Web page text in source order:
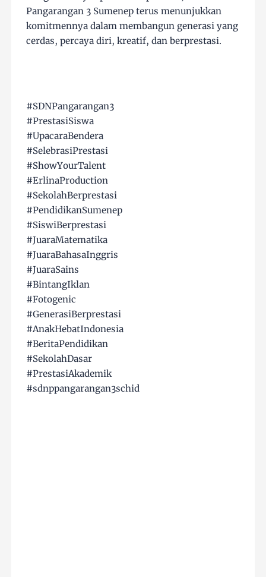
Pangarangan 3 Sumenep terus menunjukkan
komitmennya dalam membangun generasi yang
cerdas, percaya diri, kreatif, dan berprestasi.
#SDNPangarangan3
#PrestasiSiswa
#UpacaraBendera
#SelebrasiPrestasi
#ShowYourTalent
#ErlinaProduction
#SekolahBerprestasi
#PendidikanSumenep
#SiswiBerprestasi
#JuaraMatematika
#JuaraBahasaInggris
#JuaraSains
#BintangIklan
#Fotogenic
#GenerasiBerprestasi
#AnakHebatIndonesia
#BeritaPendidikan
#SekolahDasar
#PrestasiAkademik
#sdnppangarangan3schid